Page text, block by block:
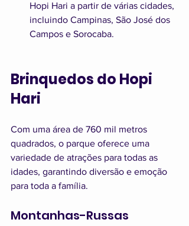
Hopi Hari a partir de várias cidades,
incluindo Campinas, São José dos
Campos e Sorocaba.
Brinquedos do Hopi
Hari
Com uma área de 760 mil metros
quadrados, o parque oferece uma
variedade de atrações para todas as
idades, garantindo diversão e emoção
para toda a família.
Montanhas-Russas